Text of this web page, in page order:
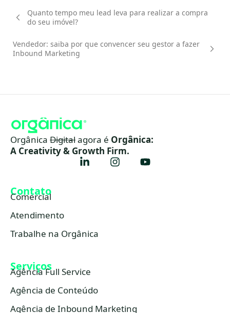
Quanto tempo meu lead leva para realizar a compra
do seu imóvel?
Vendedor: saiba por que convencer seu gestor a fazer
Inbound Marketing
Orgânica Digitalagora é Orgânica:
A Creativity & Growth Firm.
Contato
Comercial
Atendimento
Trabalhe na Orgânica
Serviços
Agência Full Service
Agência de Conteúdo
Agência de Inbound Marketing